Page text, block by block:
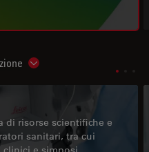
Show subnavigation
di risorse scientifiche e
sanitari, tra cui